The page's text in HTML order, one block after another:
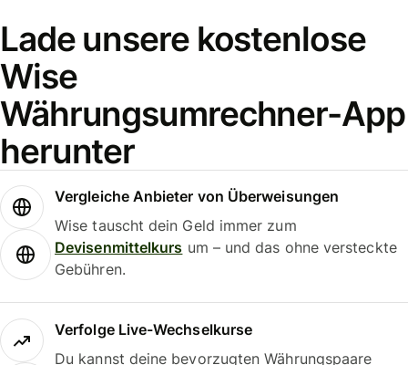
Lade unsere kostenlose
Wise
Währungsumrechner-App
herunter
Vergleiche Anbieter von Überweisungen
Wise tauscht dein Geld immer zum
Devisenmittelkurs um – und das ohne versteckte
Gebühren.
Verfolge Live-Wechselkurse
Du kannst deine bevorzugten Währungspaare